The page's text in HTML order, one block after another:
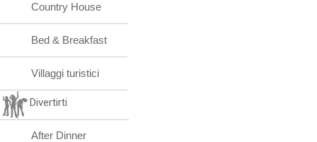
Country House
Bed & Breakfast
Villaggi turistici
Divertirti
After Dinner